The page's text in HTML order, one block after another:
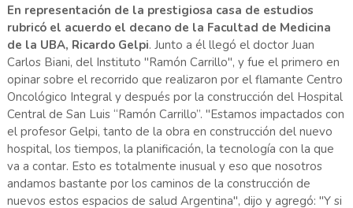
En representación de la prestigiosa casa de estudios
rubricó el acuerdo el decano de la Facultad de Medicina
de la UBA, Ricardo Gelpi. Junto a él llegó el doctor Juan
Carlos Biani, del Instituto "Ramón Carrillo", y fue el primero en
opinar sobre el recorrido que realizaron por el flamante Centro
Oncológico Integral y después por la construcción del Hospital
Central de San Luis “Ramón Carrillo”. "Estamos impactados con
el profesor Gelpi, tanto de la obra en construcción del nuevo
hospital, los tiempos, la planificación, la tecnología con la que
va a contar. Esto es totalmente inusual y eso que nosotros
andamos bastante por los caminos de la construcción de
nuevos estos espacios de salud Argentina", dijo y agregó: "Y si